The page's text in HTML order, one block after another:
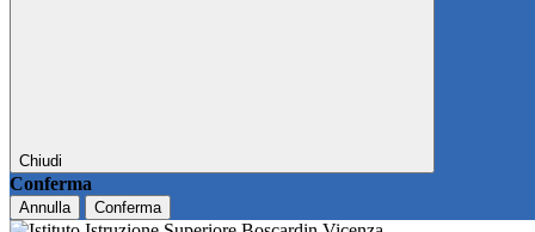
Chiudi
Conferma
Annulla Conferma